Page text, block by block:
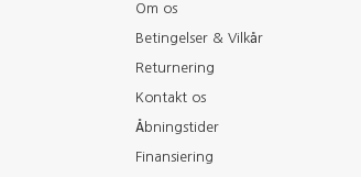
Om os
Betingelser & Vilkår
Returnering
Kontakt os
Åbningstider
Finansiering